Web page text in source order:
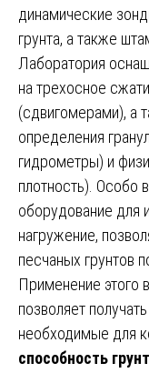
динамические
грунта, а также
Лаборатория
на трехосное
(сдвигомерами), а
определения
гидрометры) и
плотность). Особо
оборудование для
нагружение,
песчаных грунтов
Применение этого
позволяет
необходимые для
способность